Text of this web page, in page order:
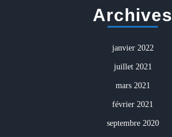
Archives
janvier 2022
juillet 2021
mars 2021
février 2021
septembre 2020